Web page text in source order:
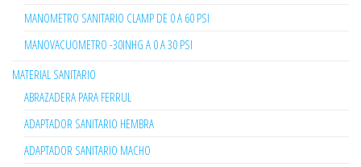
MANOMETRO SANITARIO CLAMP DE 0 A 60 PSI
MANOVACUOMETRO -30INHG A 0 A 30 PSI
MATERIAL SANITARIO
ABRAZADERA PARA FERRUL
ADAPTADOR SANITARIO HEMBRA
ADAPTADOR SANITARIO MACHO